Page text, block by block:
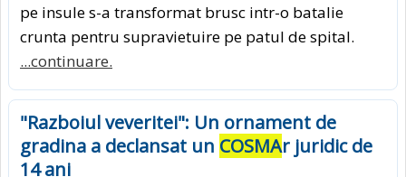
pe insule s-a transformat brusc intr-o batalie
crunta pentru supravietuire pe patul de spital.
...continuare.
"Razboiul veveritei": Un ornament de
gradina a declansat un COSMAr juridic de
14 ani